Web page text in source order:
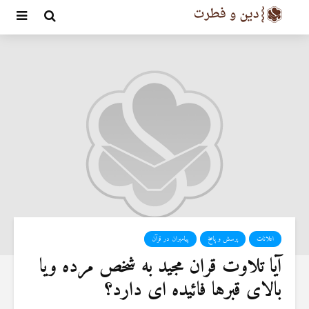
اعلانات پرسش و پاسخ پیامبران در قرآن
آیا تلاوت قران مجید به شخص مرده ویا
بالای قبرها فائیده ای دارد؟